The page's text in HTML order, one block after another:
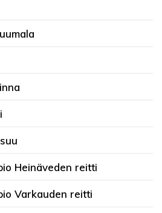
Heinäveden reitti
Varkauden reitti